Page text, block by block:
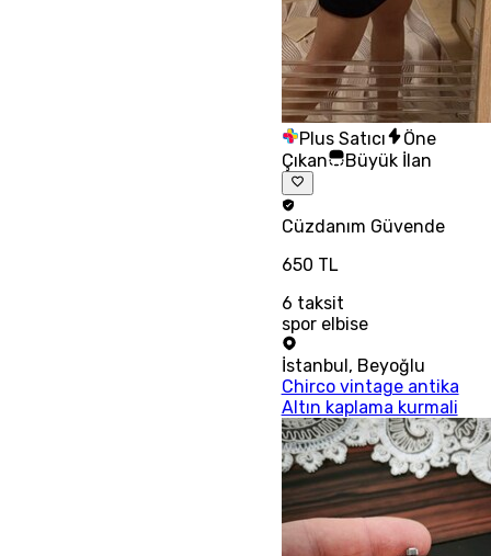
Plus Satıcı
Öne
Çıkan
Büyük İlan
Cüzdanım Güvende
650 TL
6 taksit
spor elbise
İstanbul , Beyoğlu
Chirco vintage antika
Altın kaplama kurmali